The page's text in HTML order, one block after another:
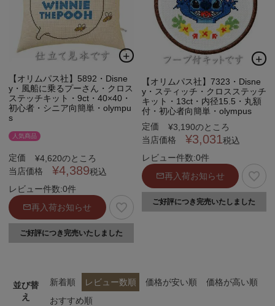
【オリムパス社】5892・Disne
y・風船に乗るプーさん・クロス
ステッチキット・9ct・40×40・
初心者・シニア向簡単・olympu
s
人気商品
定価 ¥4,620のところ
当店価格
¥4,389税込
レビュー件数:0件
再入荷お知らせ
ご好評につき完売いたしました
【オリムパス社】7323・Disne
y・スティッチ・クロスステッチ
キット・13ct・内径15.5・丸額
付・初心者向簡単・olympus
定価
¥3,190のところ
当店価格
¥3,031税込
レビュー件数:0件
再入荷お知らせ
ご好評につき完売いたしました
並び替
え
新着順 レビュー数順 価格が安い順
価格が高い順
おすすめ順